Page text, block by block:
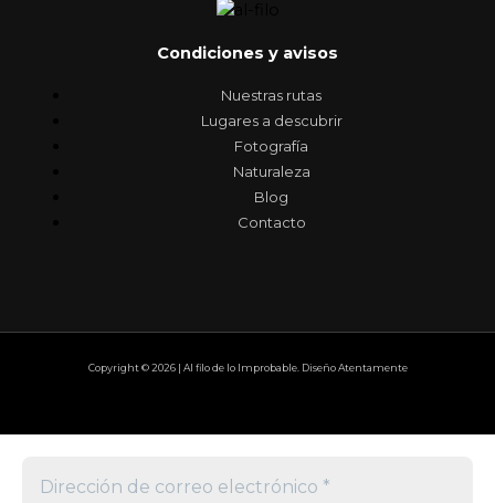
Condiciones y avisos
Nuestras rutas
Lugares a descubrir
Fotografía
Naturaleza
Blog
Contacto
Copyright © 2026 | Al filo de lo Improbable. Diseño Atentamente